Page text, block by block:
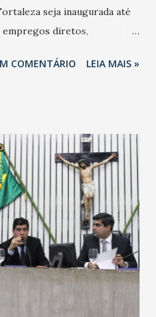
seja inaugurada até
empregos diretos,
oficialmente, mas
COMENTÁRIO LEIA MAIS »